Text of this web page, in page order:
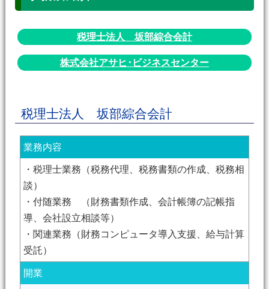
税理士法人 坂部綜合会計
株式会社アサヒ･ビジネスセンター
税理士法人 坂部綜合会計
業務内容
・税理士業務（税務代理、税務書類の作成、税務相
談）
・付随業務 （財務書類作成、会計帳簿の記帳指
導、会社設立相談等）
・関連業務（財務コンピュータ導入支援、給与計算
受託）
開業